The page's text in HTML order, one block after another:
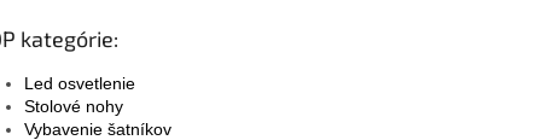
kategórie:
Led osvetlenie
Stolové nohy
Vybavenie šatníkov